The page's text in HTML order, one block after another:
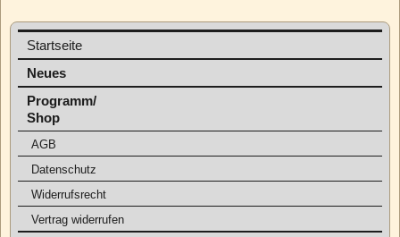
Startseite
Neues
Programm/
Shop
AGB
Datenschutz
Widerrufsrecht
Vertrag widerrufen